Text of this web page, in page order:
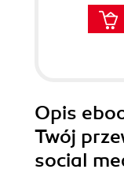
Opis
Twój
social